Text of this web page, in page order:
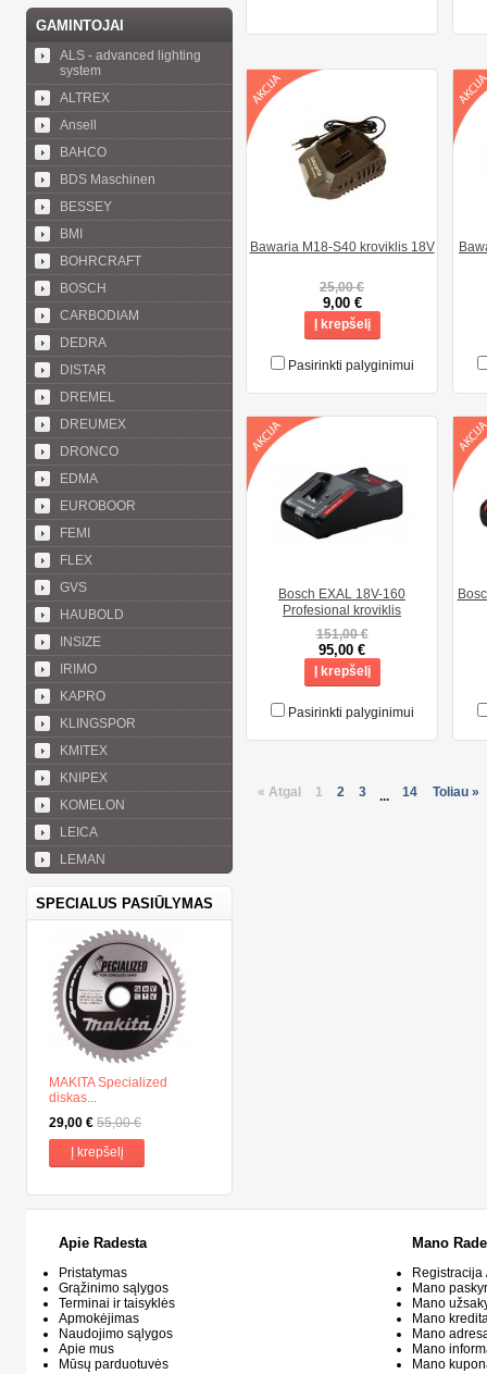
GAMINTOJAI
ALS - advanced lighting
system
ALTREX
Ansell
BAHCO
BDS Maschinen
BESSEY
BMI
BOHRCRAFT
BOSCH
CARBODIAM
DEDRA
DISTAR
DREMEL
DREUMEX
DRONCO
EDMA
EUROBOOR
FEMI
FLEX
GVS
HAUBOLD
INSIZE
IRIMO
KAPRO
KLINGSPOR
KMITEX
KNIPEX
KOMELON
LEICA
LEMAN
SPECIALUS PASIŪLYMAS
MAKITA Specialized
diskas...
29,00 € 55,00 €
Į krepšelį
Bawaria M18-S40 kroviklis 18V
25,00 €
9,00 €
Į krepšelį
Pasirinkti palyginimui
Bosch EXAL 18V-160
Profesional kroviklis
151,00 €
95,00 €
Į krepšelį
Pasirinkti palyginimui
« Atgal 1 2 3 ... 14 Toliau »
Apie Radesta
Pristatymas
Grąžinimo sąlygos
Terminai ir taisyklės
Apmokėjimas
Naudojimo sąlygos
Apie mus
Mūsų parduotuvės
Mano
Mano
Mano
Mano
Mano
Mano
Mano